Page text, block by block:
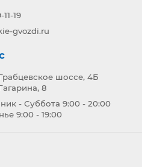
19
gvozdi.ru
Грабцевское шоссе, 4Б
8
- Суббота 9:00 - 20:00
9:00 - 19:00